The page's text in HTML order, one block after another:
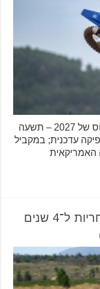
בהוסקוורנה חושפים את דגמי המוטוקורוס של 2027 – תשעה
עדכנית; במקביל
האמריקאית
שנים